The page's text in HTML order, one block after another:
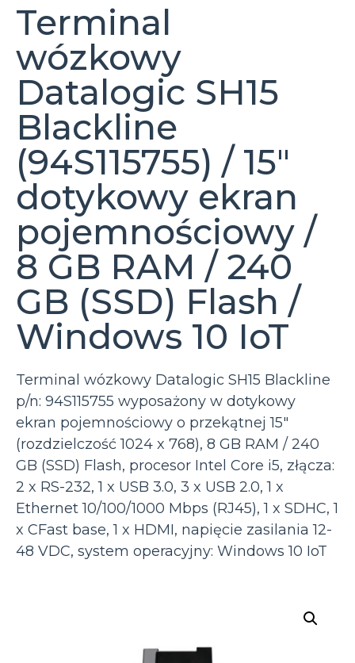
Terminal
wózkowy
Datalogic SH15
Blackline
(94S115755) / 15″
dotykowy ekran
pojemnościowy /
8 GB RAM / 240
GB (SSD) Flash /
Windows 10 IoT
Terminal wózkowy Datalogic SH15 Blackline
p/n: 94S115755 wyposażony w dotykowy
ekran pojemnościowy o przekątnej 15″
(rozdzielczość 1024 x 768), 8 GB RAM / 240
GB (SSD) Flash, procesor Intel Core i5, złącza:
2 x RS-232, 1 x USB 3.0, 3 x USB 2.0, 1 x
Ethernet 10/100/1000 Mbps (RJ45), 1 x SDHC, 1
x CFast base, 1 x HDMI, napięcie zasilania 12-
48 VDC, system operacyjny: Windows 10 IoT